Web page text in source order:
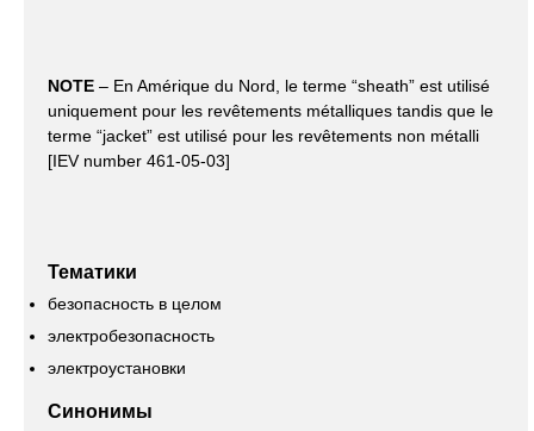
NOTE – En Amérique du Nord, le terme “sheath” est utilisé
uniquement pour les revêtements métalliques tandis que le
terme “jacket” est utilisé pour les revêtements non métalli
[IEV number 461-05-03]
Тематики
безопасность в целом
электробезопасность
электроустановки
Синонимы